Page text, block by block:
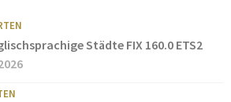
Städte FIX 160.0 ETS2